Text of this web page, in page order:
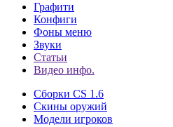
Графити
Конфиги
Фоны меню
Звуки
Статьи
Видео инфо.
Сборки CS 1.6
Скины оружий
Модели игроков